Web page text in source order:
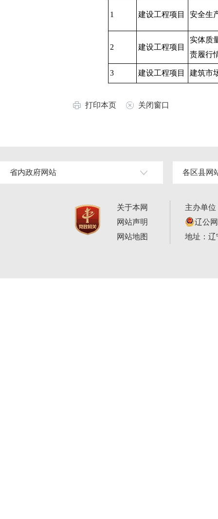
1 建设工程项目 安全生
2 建设工程项目
实体质
责履行
3 建设工程项目 建筑市
打印本页 关闭窗口
省内政府网站 各区县网
关于本网
网站声明
网站地图
主办单
辽公
地址：辽